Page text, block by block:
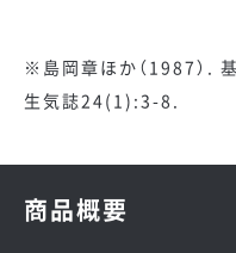
※島岡章ほか（1987）.
生気誌24(1):3-8.
商品概要